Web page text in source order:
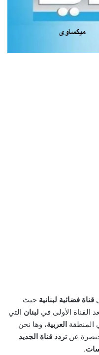
قناة فضائية لبنانية حيث
لبنان التي
العربية، وها نحن
عنتردد قناة الجديد
.